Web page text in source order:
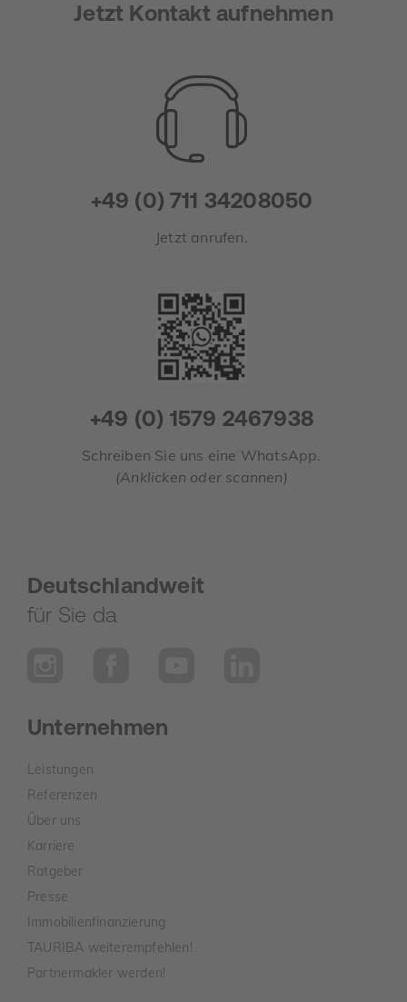
Jetzt Kontakt aufnehmen
+49 (0) 711 34208050
Jetzt anrufen.
+49 (0) 1579 2467938
Schreiben Sie uns eine WhatsApp.
(Anklicken oder scannen)
Deutschlandweit
für Sie da
Unternehmen
Leistungen
Referenzen
Über uns
Karriere
Ratgeber
Presse
Immobilienfinanzierung
TAURIBA weiterempfehlen!
Partnermakler werden!